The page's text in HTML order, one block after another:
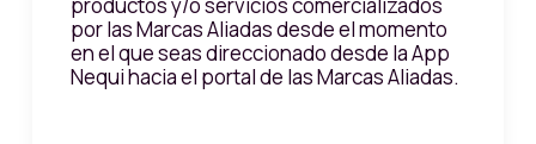
por las Marcas Aliadas desde el momento
en el que seas direccionado desde la App
Nequi hacia el portal de las Marcas Aliadas.